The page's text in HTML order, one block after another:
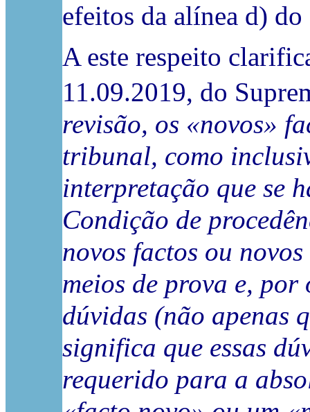
efeitos da alínea d)
A este respeito
11.09.2019, do
revisão, os «novos»
tribunal, como
interpretação que se
Condição de
novos factos ou
meios de prova e,
dúvidas (não apenas
significa que essas
requerido para a